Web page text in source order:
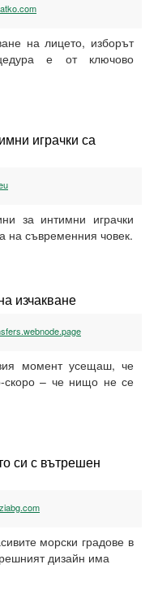
на лицето, изборът
е от ключово
играчки са
за интимни играчки
на съвременния човек.
изчакване
момент усещаш, че
скоро – че нищо не се
си с вътрешен
морски градове в
дизайн има